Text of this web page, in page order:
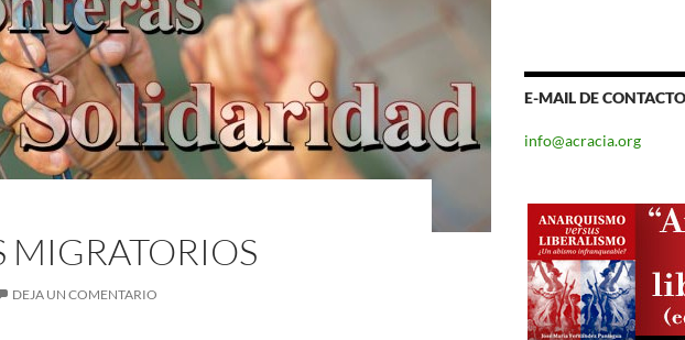
MIGRATORIOS
DEJA UN COMENTARIO
E-MAIL DE CONTACTO
info@acracia.org